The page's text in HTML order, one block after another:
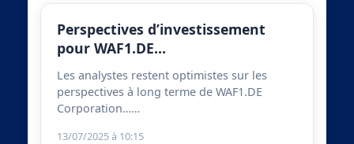
Perspectives d’investissement
pour WAF1.DE…
Les analystes restent optimistes sur les
perspectives à long terme de WAF1.DE
Corporation……
13/07/2025 à 10:15